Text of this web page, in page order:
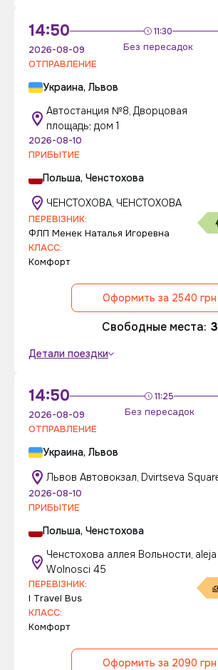
14:50 11:30
Без пересадок
2026-08-09
ОТПРАВЛЕНИЕ
Украина, Львов
Автостанция №8, Дворцовая
площадь; дом 1
2026-08-10
ПРИБЫТИЕ
Польша, Ченстохова
ЧЕНСТОХОВА, ЧЕНСТОХОВА
ПЕРЕВІЗНИК:
ФЛП Менек Наталья Игоревна
КЛАСС:
Комфорт
Оформить за 2540 грн
Свободные места: 3
Детали поездки
14:50 11:25
Без пересадок
2026-08-09
ОТПРАВЛЕНИЕ
Украина, Львов
Львов Автовокзал, Dvirtseva
2026-08-10
ПРИБЫТИЕ
Польша, Ченстохова
Ченстохова аллея Вольности, aleja
Wolnosci 45
ПЕРЕВІЗНИК:
I Travel Bus
КЛАСС:
Комфорт
Оформить за 2090 грн